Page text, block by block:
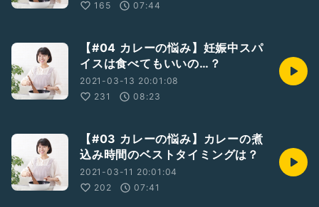
165
07:44
【#04 カレーの悩み】妊娠中スパ
イスは食べてもいいの…？
2021-03-13 20:01:08
231
08:23
【#03 カレーの悩み】カレーの煮
込み時間のベストタイミングは？
2021-03-11 20:01:04
202
07:41